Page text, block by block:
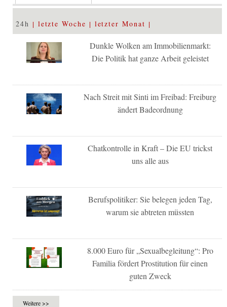
24h letzte Woche letzter Monat
Dunkle Wolken am Immobilienmarkt:
Die Politik hat ganze Arbeit geleistet
Nach Streit mit Sinti im Freibad: Freiburg
ändert Badeordnung
Chatkontrolle in Kraft – Die EU trickst
uns alle aus
Berufspolitiker: Sie belegen jeden Tag,
warum sie abtreten müssten
8.000 Euro für „Sexualbegleitung“: Pro
Familia fördert Prostitution für einen
guten Zweck
Weitere >>